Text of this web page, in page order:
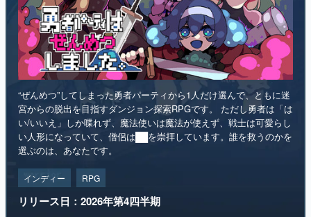
“ぜんめつ”してしまった勇者パーティから1人だけ選んで、ともに迷
宮からの脱出を目指すダンジョン探索RPGです。 ただし勇者は「は
い/いいえ」しか喋れず、魔法使いは魔法が使えず、戦士は可愛らし
い人形になっていて、僧侶は██を崇拝しています。誰を救うのかを
選ぶのは、あなたです。
インディー RPG
リリース日：2026年第4四半期